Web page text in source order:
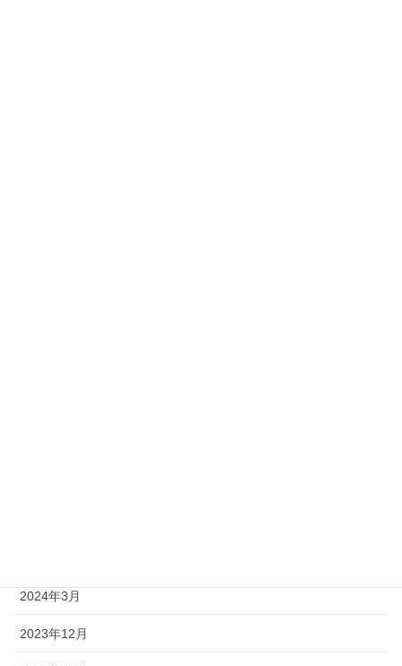
2024年3月
2023年12月